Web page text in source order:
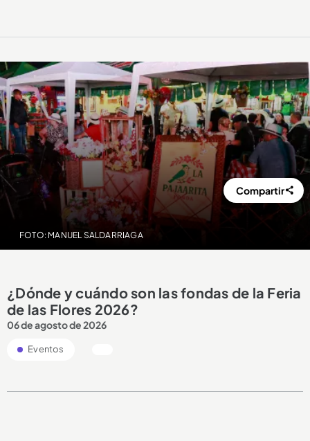
FOTO: MANUEL SALDARRIAGA
Compartir
¿Dónde y cuándo son las fondas de la Feria
de las Flores 2026?
06 de agosto de 2026
Eventos